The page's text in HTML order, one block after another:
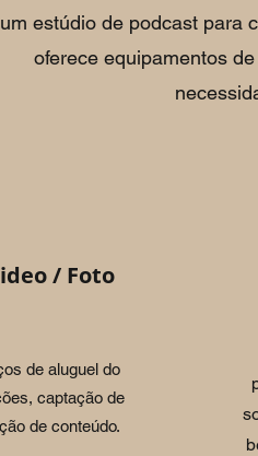
um estúdio de podcast para
oferece equipamentos
/ Foto
de aluguel do
captação de
de conteúdo.